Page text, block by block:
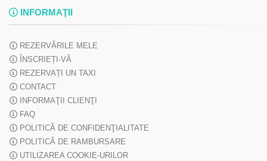
INFORMAŢII
REZERVĂRILE MELE
ÎNSCRIEȚI-VĂ
REZERVAȚI UN TAXI
CONTACT
INFORMAŢII CLIENŢI
FAQ
POLITICĂ DE CONFIDENŢIALITATE
POLITICĂ DE RAMBURSARE
UTILIZAREA COOKIE-URILOR